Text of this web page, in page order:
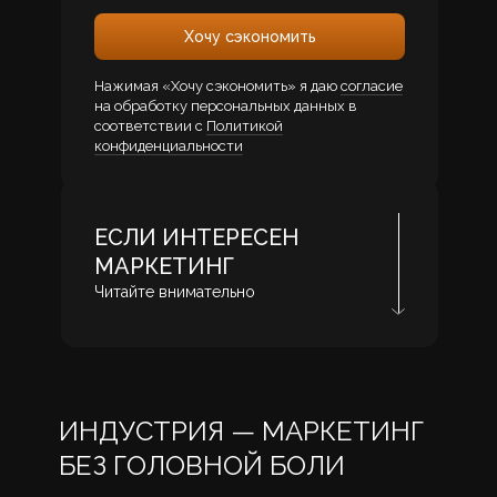
Хочу сэкономить
Нажимая «Хочу сэкономить» я даю согласие
на обработку персональных данных в
соответствии с Политикой
конфиденциальности
ЕСЛИ ИНТЕРЕСЕН
МАРКЕТИНГ
Читайте внимательно
ИНДУСТРИЯ — МАРКЕТИНГ
БЕЗ ГОЛОВНОЙ БОЛИ
+7 (952) 109-91-77 Telegram WhatsApp